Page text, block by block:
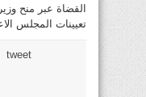
القضاة عبر منح
تعيينات المجلس
tweet